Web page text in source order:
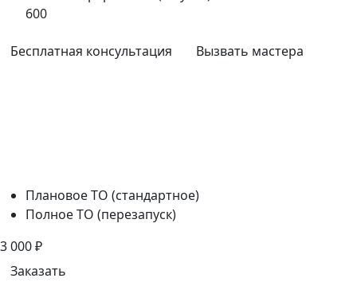
600
Бесплатная консультация Вызвать мастера
Плановое ТО (стандартное)
Полное ТО (перезапуск)
3 000₽
Заказать